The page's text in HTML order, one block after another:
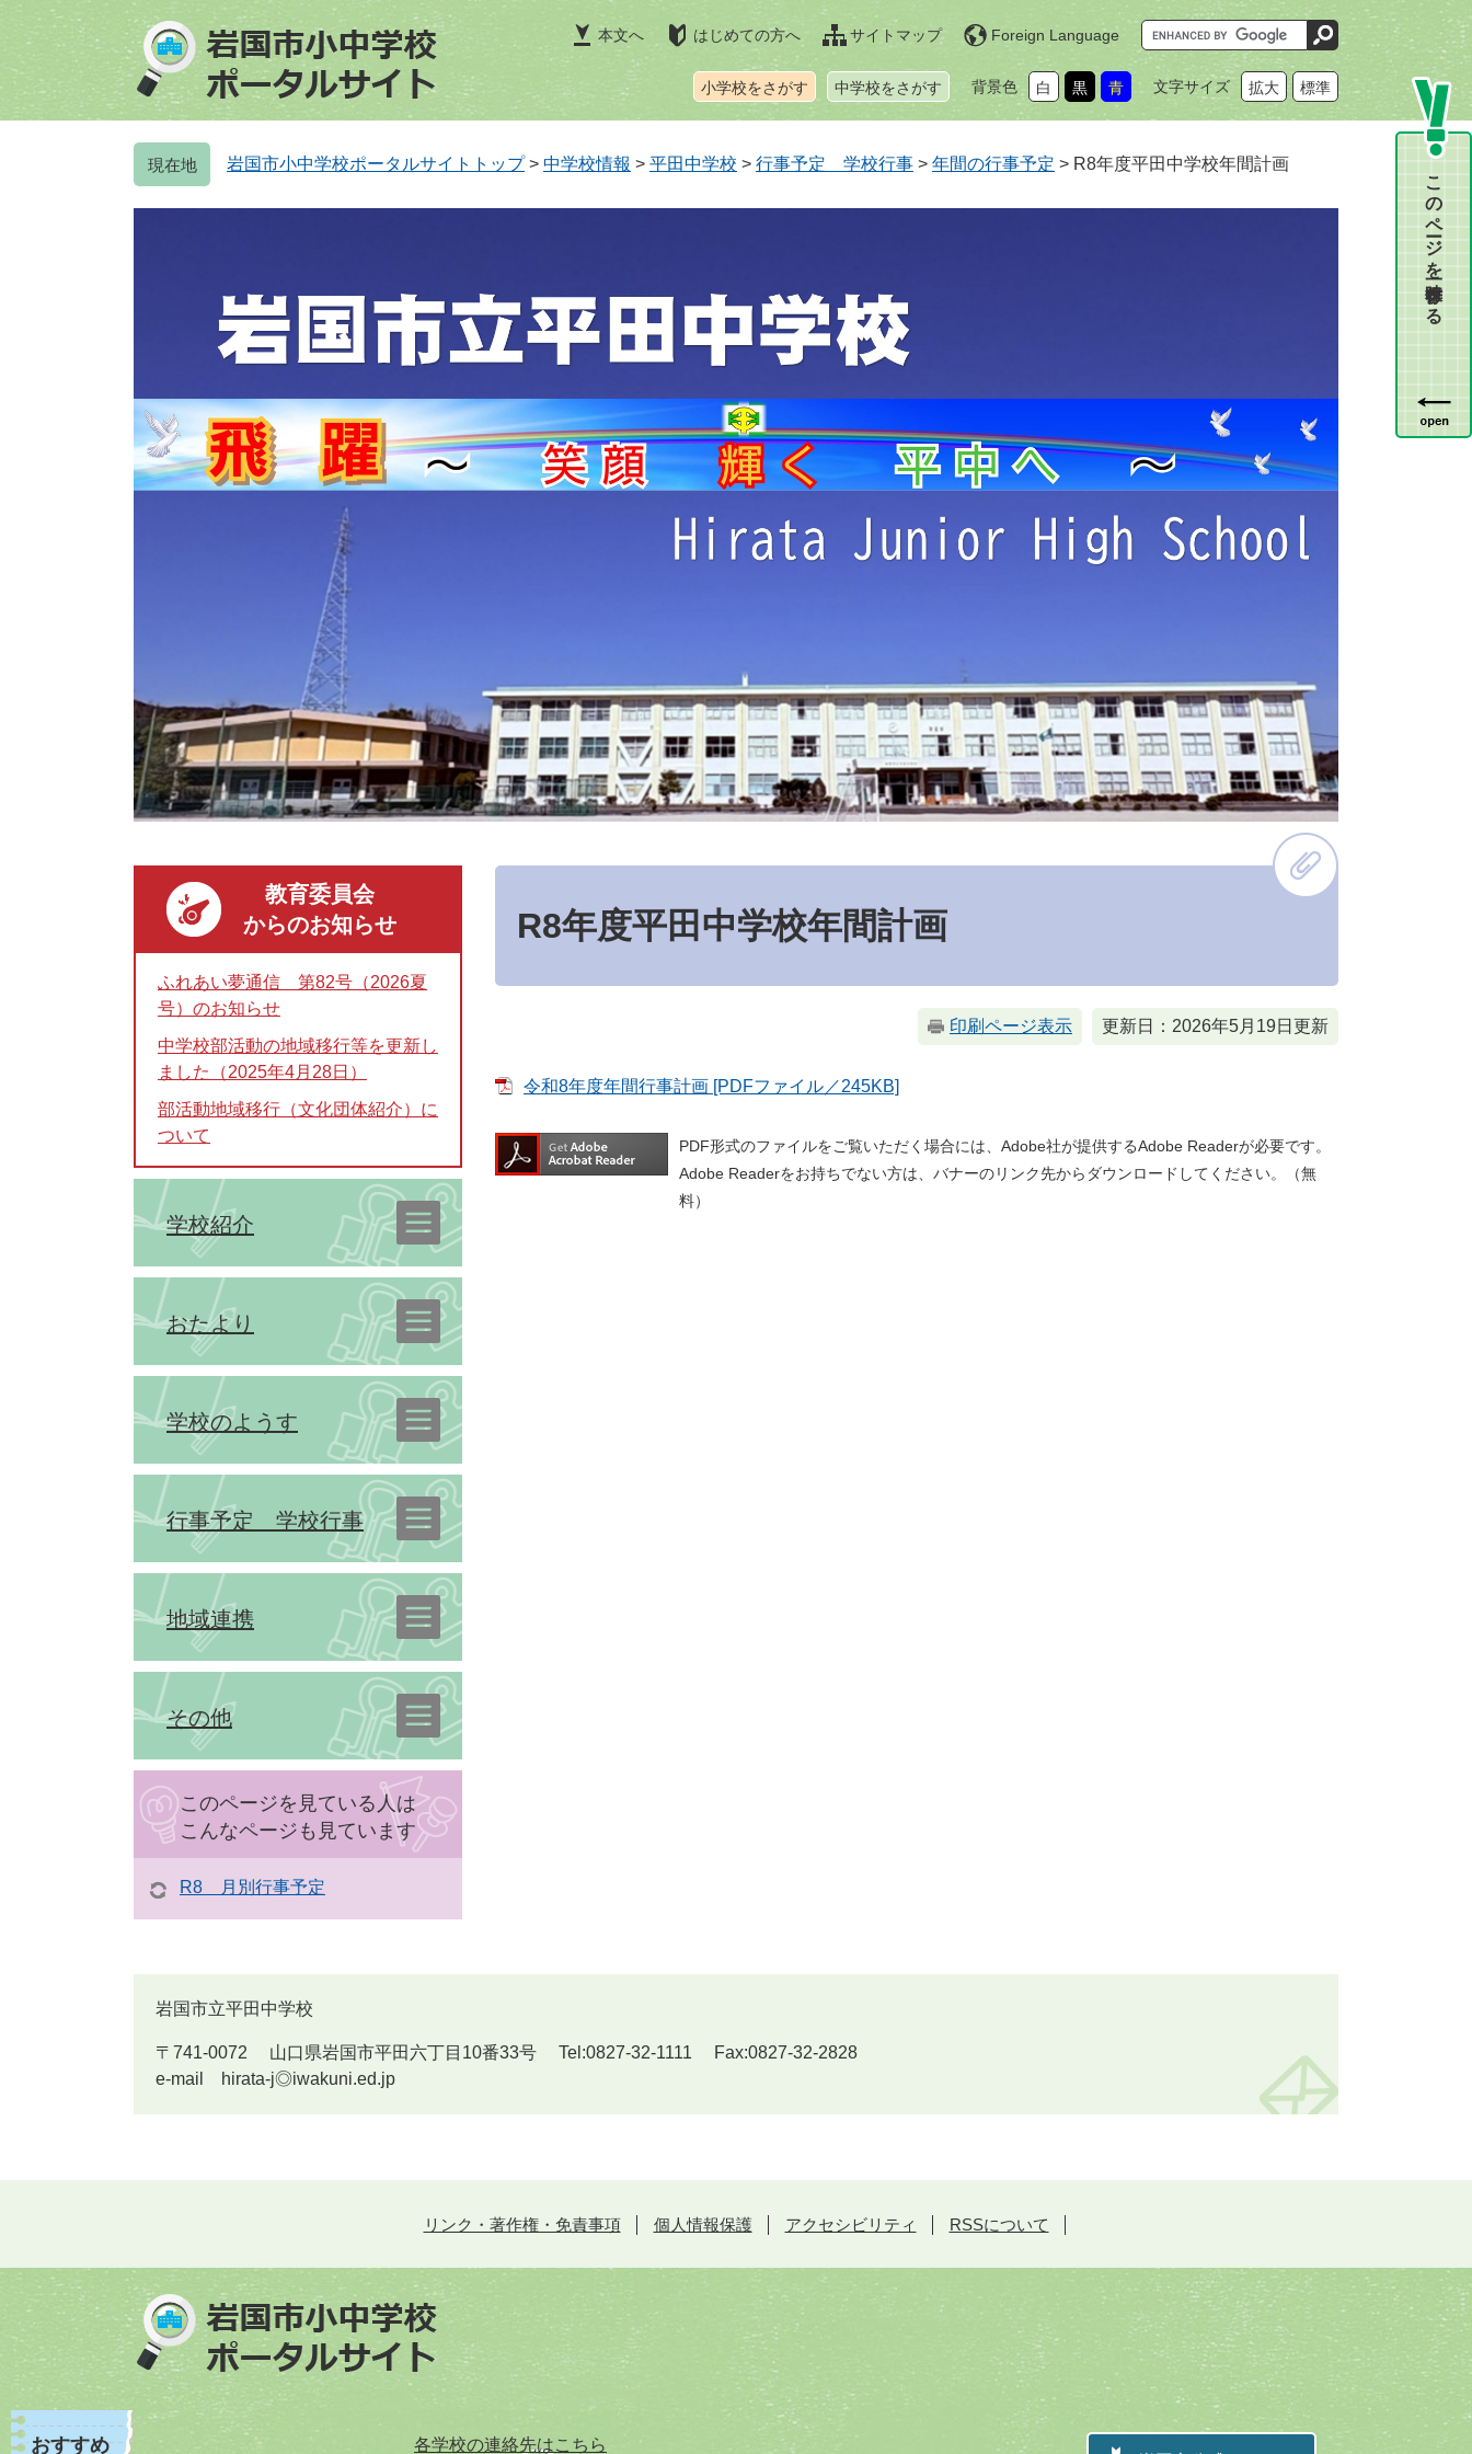
ジ
先
ュ
を
本文へ はじめての方へ サイトマップ Foreign Language
G
o
o
l
カ
ム
小学校をさがす 中学校をさがす 背景色 白 黒 青 文字サイズ 拡大 標準
岩国市小中学校ポータルサイトトップ > 中学校情報 > 平田中学校 > 行事予定 学校行事 > 年間の行事予定 > R8年度平田中学校年間計画
R8年度平田中学校年間計画
印刷ページ表示 更新日：2026年5月19日更新
令和8年度年間行事計画 [PDFファイル／245KB]
PDF形式のファイルをご覧いただく場合には、Adobe社が提供するAdobe Readerが必要です。
Adobe Readerをお持ちでない方は、バナーのリンク先からダウンロードしてください。（無
料）
教育委員会
からのお知らせ
ふれあい夢通信 第82号（2026夏
号）のお知らせ
中学校部活動の地域移行等を更新し
ました（2025年4月28日）
部活動地域移行（文化団体紹介）に
ついて
学校紹介
おたより
学校のようす
行事予定 学校行事
地域連携
その他
このページを見ている人は
こんなページも見ています
R8 月別行事予定
岩国市立平田中学校
〒741-0072 山口県岩国市平田六丁目10番33号 Tel:0827-32-1111 Fax:0827-32-2828
e-mail
hirata-j◎iwakuni.ed.jp
リンク・著作権・免責事項 個人情報保護 アクセシビリティ RSSについて
各学校の連絡先はこちら
おすすめ
このページを一時保存する